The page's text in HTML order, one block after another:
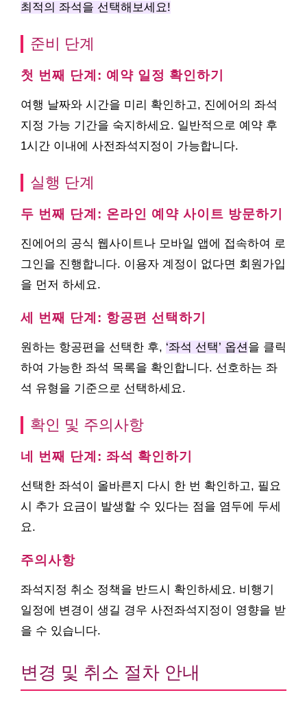
최적의 좌석을 선택해보세요!
준비 단계
첫 번째 단계: 예약 일정 확인하기
여행 날짜와 시간을 미리 확인하고, 진에어의 좌석
지정 가능 기간을 숙지하세요. 일반적으로 예약 후
1시간 이내에 사전좌석지정이 가능합니다.
실행 단계
두 번째 단계: 온라인 예약 사이트 방문하기
진에어의 공식 웹사이트나 모바일 앱에 접속하여 로
그인을 진행합니다. 이용자 계정이 없다면 회원가입
을 먼저 하세요.
세 번째 단계: 항공편 선택하기
원하는 항공편을 선택한 후, ‘좌석 선택’ 옵션을 클릭
하여 가능한 좌석 목록을 확인합니다. 선호하는 좌
석 유형을 기준으로 선택하세요.
확인 및 주의사항
네 번째 단계: 좌석 확인하기
선택한 좌석이 올바른지 다시 한 번 확인하고, 필요
시 추가 요금이 발생할 수 있다는 점을 염두에 두세
요.
주의사항
좌석지정 취소 정책을 반드시 확인하세요. 비행기
일정에 변경이 생길 경우 사전좌석지정이 영향을 받
을 수 있습니다.
변경 및 취소 절차 안내